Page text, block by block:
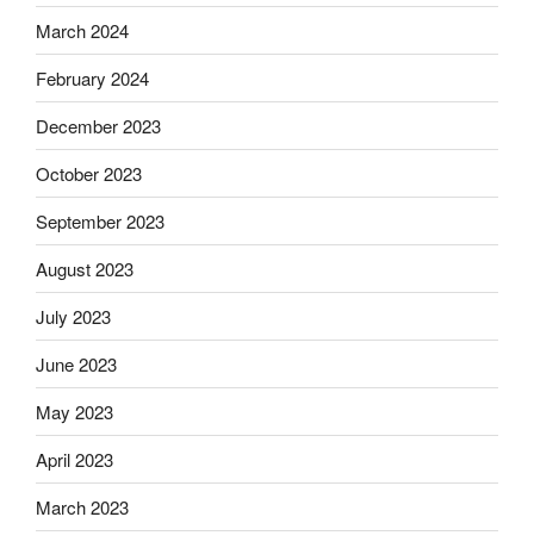
March 2024
February 2024
December 2023
October 2023
September 2023
August 2023
July 2023
June 2023
May 2023
April 2023
March 2023